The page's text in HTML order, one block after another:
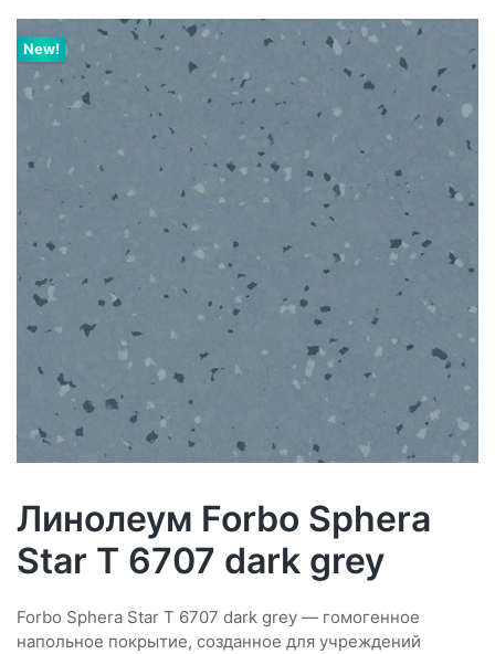
New!
Линолеум Forbo Sphera
Star T 6707 dark grey
Forbo Sphera Star T 6707 dark grey — гомогенное
напольное покрытие, созданное для учреждений